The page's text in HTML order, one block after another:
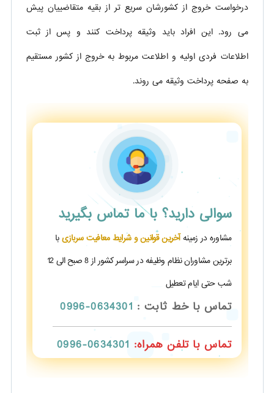
درخواست خروج از کشورشان سریع تر از بقیه متقاضییان پیش
می رود. این افراد باید وثیقه پرداخت کنند و پس از ثبت
اطلاعات فردی اولیه و اطلاعت مربوط به خروج از کشور مستقیم
به صفحه پرداخت وثیقه می روند.
سوالی دارید؟ با ما تماس بگیرید
مشاوره در زمینهآخرین قوانین و شرایط معافیت سربازیبا
برترین مشاوران نظام وظیفه در سراسر کشور از 8 صبح الی 12
شب حتی ایام تعطیل
تماس با خط ثابت : 0634301-0996
تماس با تلفن همراه: 0634301-0996